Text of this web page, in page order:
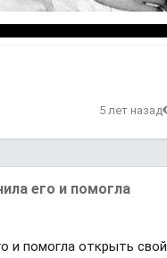
5 лет назад
его и помогла
и помогла открыть свой